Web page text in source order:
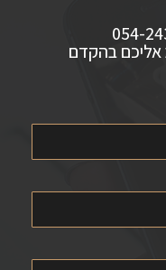
אליכם בהקדם